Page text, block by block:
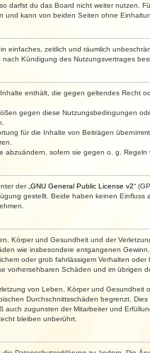
darfst du das Board nicht weiter nutzen.
und kann von beiden Seiten ohne
einfaches, zeitlich und räumlich
Kündigung des Nutzungsvertrages
enthält, die gegen geltendes
gegen diese Nutzungsbedingungen
für die Inhalte von Beiträgen
sofern sie gegen o. g.
der „ GNU General Public License v2“
gestellt. Beide haben keinen
Körper und Gesundheit und der
wie insbesondere entgangenen Gewinn.
oder grob fahrlässigem Verhalten
vorhersehbaren Schäden und im
von Leben, Körper und
Durchschnittsschäden begrenzt.
zugunsten der Mitarbeiter und
bleiben unberührt.